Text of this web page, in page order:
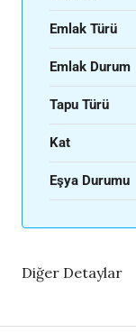
Emlak Türü
Emlak Durum
Tapu Türü
Kat
Eşya Durumu
Diğer Detaylar